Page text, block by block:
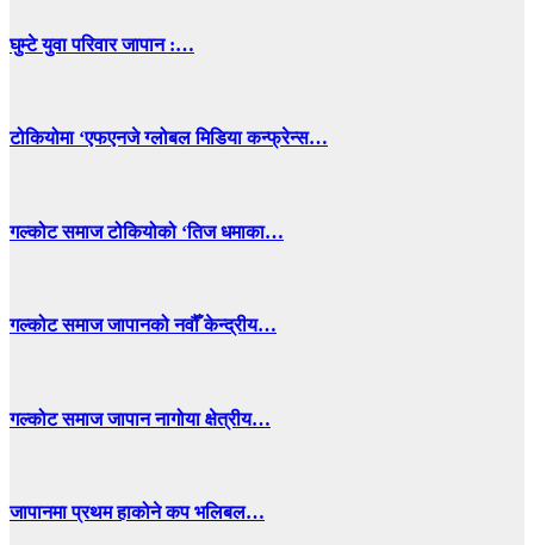
घुम्टे युवा परिवार जापान :…
टोकियोमा ‘एफएनजे ग्लोबल मिडिया कन्फ्रेन्स…
गल्कोट समाज टोकियोको ‘तिज धमाका…
गल्कोट समाज जापानको नवौँ केन्द्रीय…
गल्कोट समाज जापान नागोया क्षेत्रीय…
जापानमा प्रथम हाकोने कप भलिबल…